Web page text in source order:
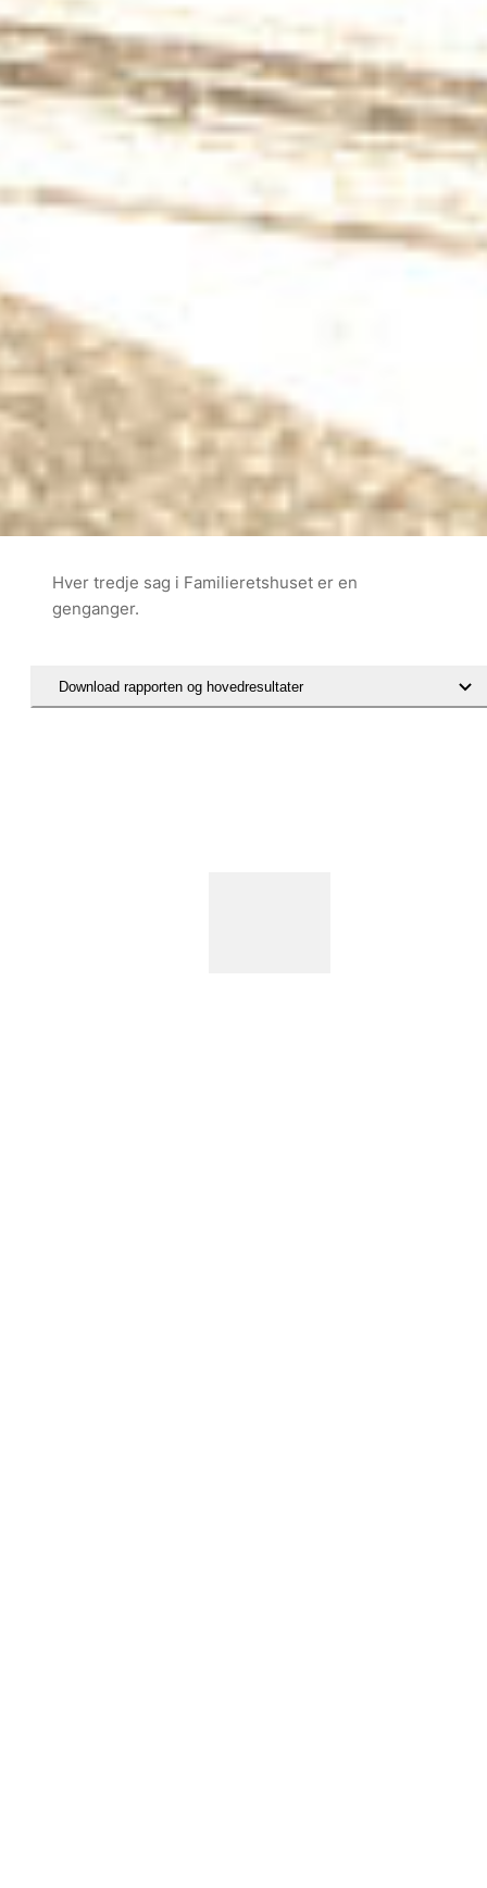
Hver tredje sag i Familieretshuset er en
genganger.
Download rapporten og hovedresultater